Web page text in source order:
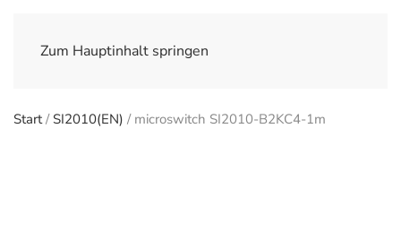
Zum Hauptinhalt springen
Start/ SI2010(EN) / microswitch SI2010-B2KC4-1m